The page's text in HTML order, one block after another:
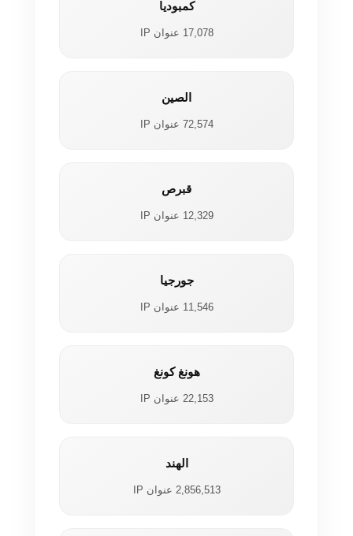
كمبوديا
17,078 عنوان IP
الصين
72,574 عنوان IP
قبرص
12,329 عنوان IP
جورجيا
11,546 عنوان IP
هونغ كونغ
22,153 عنوان IP
الهند
2,856,513 عنوان IP